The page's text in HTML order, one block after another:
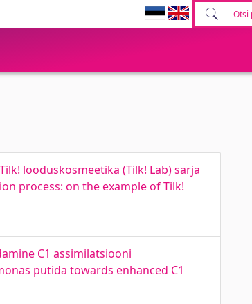
looduskosmeetika (Tilk! Lab) sarja
process: on the example of Tilk!
C1 assimilatsiooni
putida towards enhanced C1